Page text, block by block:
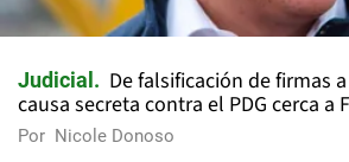
Judicial
De falsificación de firmas
causa secreta contra el PDG cerca a
Por Nicole Donoso